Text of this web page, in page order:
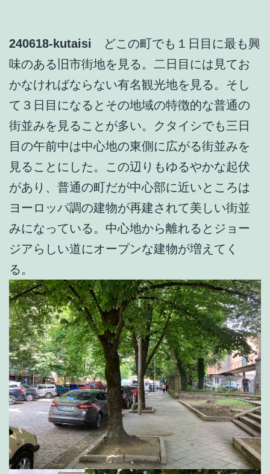
240618-kutaisi どこの町でも１日目に最も興
味のある旧市街地を見る。二日目には見てお
かなければならない有名観光地を見る。そし
て３日目になるとその地域の特徴的な普通の
街並みを見ることが多い。クタイシでも三日
目の午前中は中心地の東側に広がる街並みを
見ることにした。この辺りもゆるやかな起伏
があり、普通の町だが中心部に近いところは
ヨーロッパ調の建物が再建されて美しい街並
みになっている。中心地から離れるとジョー
ジアらしい道にオープンな建物が増えてく
る。